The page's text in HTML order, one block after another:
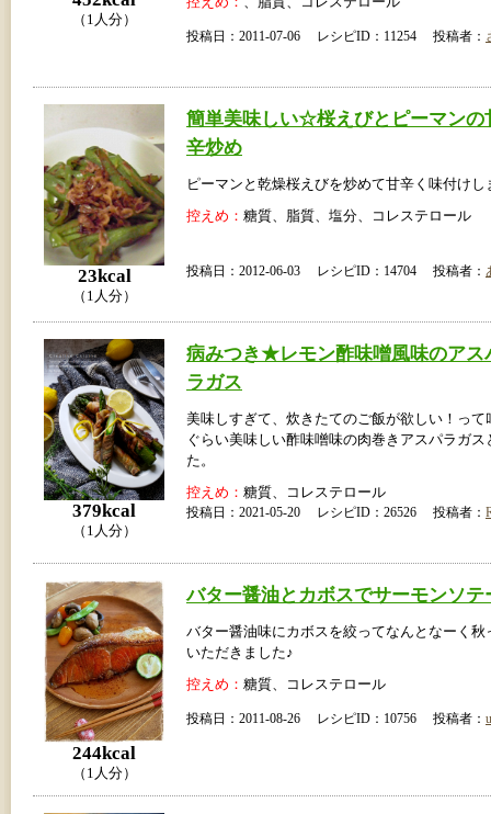
（1人分）
投稿日：2011-07-06 レシピID：11254 投稿者：
23kcal
（1人分）
簡単美味しい☆桜えびとピーマンの
辛炒め
ピーマンと乾燥桜えびを炒めて甘辛く味付けし
控えめ： 糖質、脂質、塩分、コレステロール
投稿日：2012-06-03 レシピID：14704 投稿者：
379kcal
（1人分）
病みつき★レモン酢味噌風味のアス
ラガス
美味しすぎて、炊きたてのご飯が欲しい！って
ぐらい美味しい酢味噌味の肉巻きアスパラガス
た。
控えめ： 糖質、コレステロール
投稿日：2021-05-20 レシピID：26526 投稿者：
244kcal
（1人分）
バター醤油とカボスでサーモンソテ
バター醤油味にカボスを絞ってなんとなーく秋
いただきました♪
控えめ： 糖質、コレステロール
投稿日：2011-08-26 レシピID：10756 投稿者：